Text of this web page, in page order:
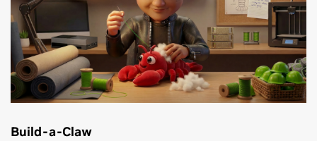
Build-a-Claw